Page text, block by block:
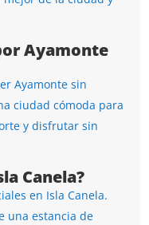
Ayamonte
Ayamonte sin
ciudad cómoda para
y disfrutar sin
Canela?
en Isla Canela.
una estancia de